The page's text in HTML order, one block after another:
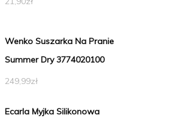
Wenko Suszarka Na Pranie
Summer Dry 3774020100
249,99zł
Ecarla Myjka Silikonowa